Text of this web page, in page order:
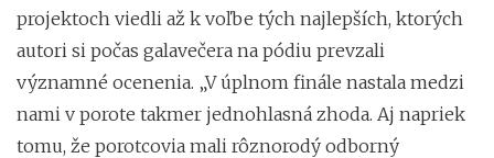
projektoch viedli až k voľbe tých najlepších, ktorých
autori si počas galavečera na pódiu prevzali
významné ocenenia. „V úplnom finále nastala medzi
nami v porote takmer jednohlasná zhoda. Aj napriek
tomu, že porotcovia mali rôznorodý odborný